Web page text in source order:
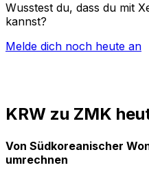
Wusstest du, dass du mit
kannst?
Melde dich noch heute an
KRW zu ZMK
Von Südkoreanischer
umrechnen